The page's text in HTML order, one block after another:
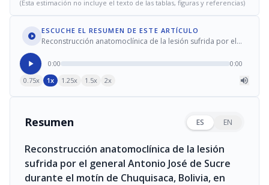
(Esta estimación no incluye el texto de las tablas, figuras y referencias)
ESCUCHE EL RESUMEN DE ESTE ARTÍCULO
Reconstrucción anatomoclínica de la lesión sufrida por el
Chuquisaca, Bolivia, en 1828
0:00
0:00
0.75x
1x 1.25x 1.5x 2x
Resumen ES EN
Reconstrucción anatomoclínica de la lesión
sufrida por el general Antonio José de Sucre
durante el motín de Chuquisaca, Bolivia, en